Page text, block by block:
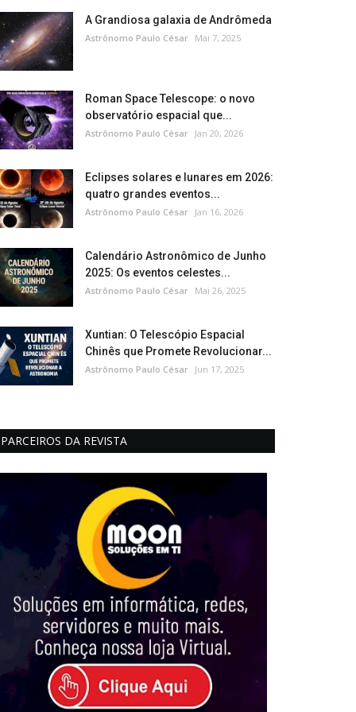
A Grandiosa galaxia de Andrômeda
Astrônomo Paulo César Mai 7, 2025
Roman Space Telescope: o novo
observatório espacial que...
Astrônomo Paulo César Jan 20, 2026
Eclipses solares e lunares em 2026:
quatro grandes eventos...
Astrônomo Paulo César Jan 16, 2026
Calendário Astronômico de Junho
2025: Os eventos celestes...
Astrônomo Paulo César Mai 26, 2025
Xuntian: O Telescópio Espacial
Chinês que Promete Revolucionar...
Astrônomo Paulo César Jun 17, 2025
PARCEIROS DA REVISTA